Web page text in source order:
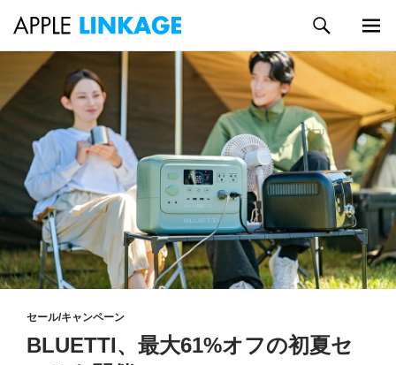
テ
ッ
プ
索
メニュ
ー
セール/キャンペーン
BLUETTI、最大61%オフの初夏セ